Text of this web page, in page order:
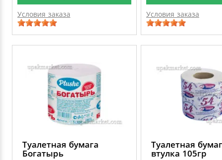
Условия заказа Условия заказа
Туалетная бумага
Богатырь
Туалетная
втулка 105гр